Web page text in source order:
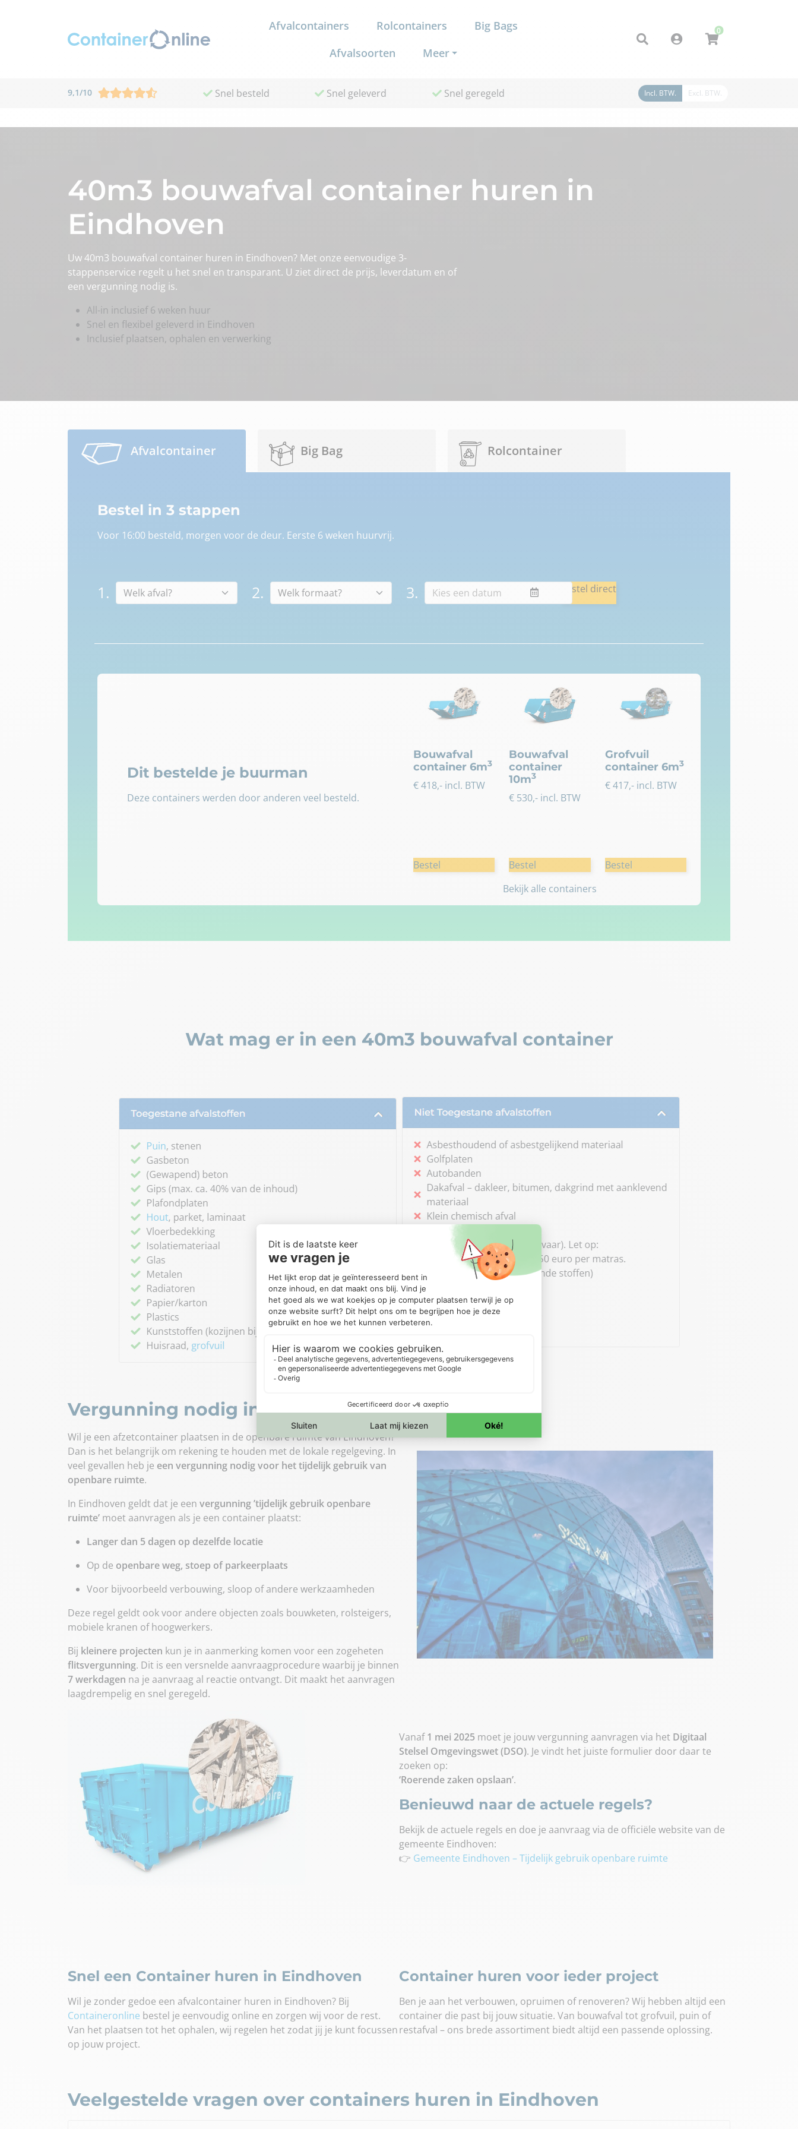
Afvalcontainers Rolcontainers
Big Bags
Afvalsoorten
Meer
Account
0
9,1/10 Snel besteld Snel geleverd Snel geregeld Incl. BTW. Excl. BTW.
40m3 bouwafval container huren in
Eindhoven
Uw 40m3 bouwafval container huren in Eindhoven? Met onze eenvoudige 3-
stappenservice regelt u het snel en transparant. U ziet direct de prijs, leverdatum en of
een vergunning nodig is.
All-in inclusief 6 weken huur
Snel en flexibel geleverd in Eindhoven
Inclusief plaatsen, ophalen en verwerking
Afvalcontainer Big Bag Rolcontainer
Bestel in 3 stappen
Voor 16:00 besteld, morgen voor de deur. Eerste 6 weken huurvrij.
1. 2. 3. Bestel direct
Dit bestelde je buurman
Deze containers werden door anderen veel besteld.
Bouwafval
container 6m3
€418,- incl. BTW
Bestel
Bouwafval
container
10m3
€ 530,- incl. BTW
Bestel
Grofvuil
container 6m3
€417,- incl. BTW
Bestel
Bekijk alle containers
Wat mag er in een 40m3 bouwafval container
Vergunning nodig in Eindhoven?
Wil je een afzetcontainer plaatsen in de openbare ruimte van Eindhoven?
Dan is het belangrijk om rekening te houden met de lokale regelgeving. In
veel gevallen heb je een vergunning nodig voor het tijdelijk gebruik van
openbare ruimte.
In Eindhoven geldt dat je een vergunning ’tijdelijk gebruik openbare
ruimte’ moet aanvragen als je een container plaatst:
Langer dan 5 dagen op dezelfde locatie
Op de openbare weg, stoep of parkeerplaats
Voor bijvoorbeeld verbouwing, sloop of andere werkzaamheden
Deze regel geldt ook voor andere objecten zoals bouwketen, rolsteigers,
mobiele kranen of hoogwerkers.
Bij kleinere projecten kun je in aanmerking komen voor een zogeheten
flitsvergunning. Dit is een versnelde aanvraagprocedure waarbij je binnen
7 werkdagen na je aanvraag al reactie ontvangt. Dit maakt het aanvragen
laagdrempelig en snel geregeld.
Vanaf1 mei 2025 moet je jouw vergunning aanvragen via het Digitaal
Stelsel Omgevingswet (DSO). Je vindt het juiste formulier door daar te
zoeken op:
‘Roerende zaken opslaan’.
Benieuwd naar de actuele regels?
Bekijk de actuele regels en doe je aanvraag via de officiële website van de
gemeente Eindhoven:
👉 Gemeente Eindhoven – Tijdelijk gebruik openbare ruimte
Snel een Container huren in Eindhoven
Wil je zonder gedoe een afvalcontainer huren in Eindhoven? Bij
Containeronline bestel je eenvoudig online en zorgen wij voor de rest.
Van het plaatsen tot het ophalen, wij regelen het zodat jij je kunt focussen
op jouw project.
Container huren voor ieder project
Ben je aan het verbouwen, opruimen of renoveren? Wij hebben altijd een
container die past bij jouw situatie. Van bouwafval tot grofvuil, puin of
restafval – ons brede assortiment biedt altijd een passende oplossing.
Veelgestelde vragen over containers huren in Eindhoven